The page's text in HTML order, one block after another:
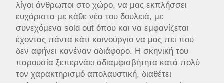
λίγοι άνθρωποι στο χώρο, να μας εκπλήσσει
ευχάριστα με κάθε νέα του δουλειά, με
συνεχόμενα sold out όπου και να εμφανίζεται
έχοντας πάντα κάτι καινούργιο να μας πει που
δεν αφήνει κανέναν αδιάφορο. Η σκηνική του
παρουσία ξεπερνάει αδιαμφισβήτητα κατά πολύ
τον χαρακτηρισμό απολαυστική, διαθέτει